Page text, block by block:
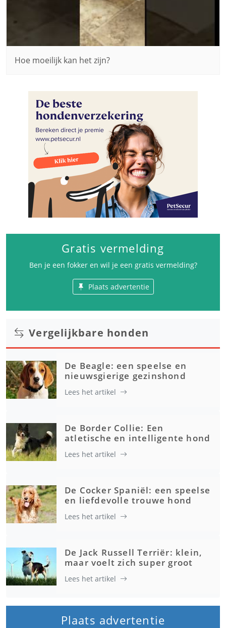
Hoe moeilijk kan het zijn?
Gratis vermelding
Ben je een fokker en wil je een gratis vermelding?
Plaats advertentie
Vergelijkbare honden
De Beagle: een speelse en
nieuwsgierige gezinshond
Lees het artikel
De Border Collie: Een
atletische en intelligente hond
Lees het artikel
De Cocker Spaniël: een speelse
en liefdevolle trouwe hond
Lees het artikel
De Jack Russell Terriër: klein,
maar voelt zich super groot
Lees het artikel
Plaats advertentie